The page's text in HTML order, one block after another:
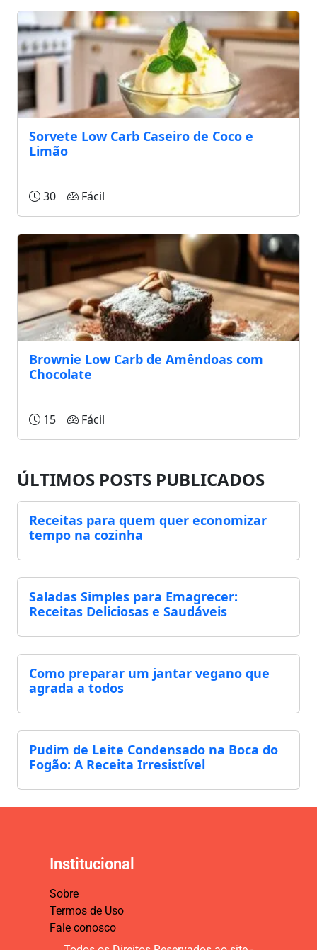
Sorvete Low Carb Caseiro de Coco e
Limão
30 Fácil
Brownie Low Carb de Amêndoas com
Chocolate
15 Fácil
ÚLTIMOS POSTS PUBLICADOS
Receitas para quem quer economizar
tempo na cozinha
Saladas Simples para Emagrecer:
Receitas Deliciosas e Saudáveis
Como preparar um jantar vegano que
agrada a todos
Pudim de Leite Condensado na Boca do
Fogão: A Receita Irresistível
Institucional
Sobre
Termos de Uso
Fale conosco